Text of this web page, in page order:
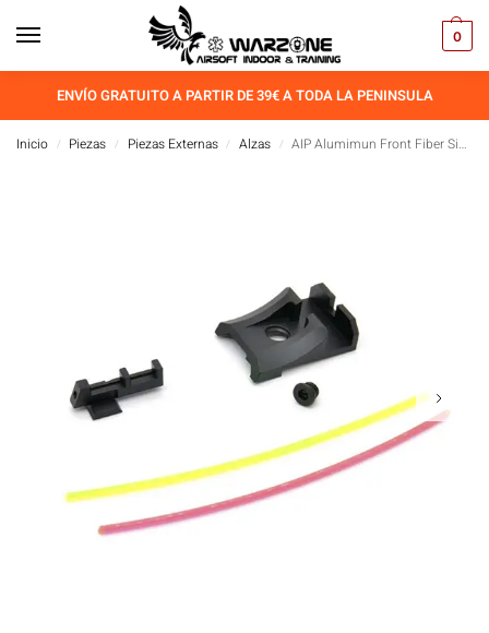
0
ENVÍO GRATUITO A PARTIR DE 39€ A TODA LA PENINSULA
Inicio / Piezas / Piezas Externas / Alzas / AIP Alumimun Front Fiber Sight and Rear Set (Ver.3) For TM 4.3